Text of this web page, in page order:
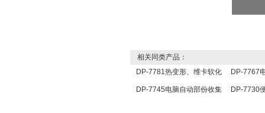
相关同类产品：
DP-7781热变形、维卡软化
点温度测定仪/维卡仪
DP-7767
器/孔口流
DP-7745电脑自动部份收集
DP-7730